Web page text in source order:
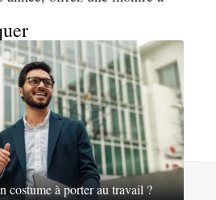
costume à porter au travail ?
légales Sitemap